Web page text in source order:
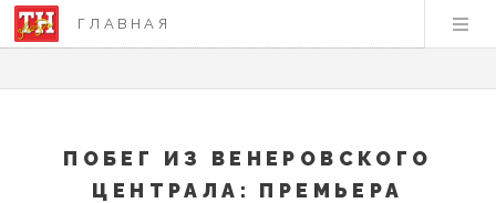
ГЛАВНАЯ
ПОБЕГ ИЗ ВЕНЕРОВСКОГО
ЦЕНТРАЛА: ПРЕМЬЕРА